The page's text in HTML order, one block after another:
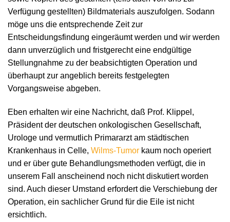
Verfügung gestellten) Bildmaterials auszufolgen. Sodann
möge uns die entsprechende Zeit zur
Entscheidungsfindung eingeräumt werden und wir werden
dann unverzüglich und fristgerecht eine endgültige
Stellungnahme zu der beabsichtigten Operation und
überhaupt zur angeblich bereits festgelegten
Vorgangsweise abgeben.
Eben erhalten wir eine Nachricht, daß Prof. Klippel,
Präsident der deutschen onkologischen Gesellschaft,
Urologe und vermutlich Primararzt am städtischen
Krankenhaus in Celle, Wilms-Tumor kaum noch operiert
und er über gute Behandlungsmethoden verfügt, die in
unserem Fall anscheinend noch nicht diskutiert worden
sind. Auch dieser Umstand erfordert die Verschiebung der
Operation, ein sachlicher Grund für die Eile ist nicht
ersichtlich.